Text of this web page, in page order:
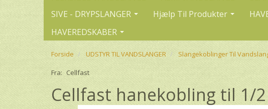
SIVE - DRYPSLANGER
Hjælp Til Produkter
HAVEREDSKABER
Forside UDSTYR TIL VANDSLANGER Slangekoblinger Til
Fra: Cellfast
Cellfast hanekobling til 1/